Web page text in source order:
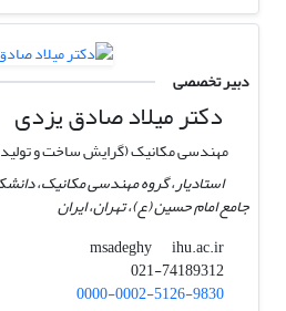
دبیر تخصصی
دکتر میلاد صادق یزدی
مهندسی مکانیک (گرایش ساخت و
استادیار، گروه مهندسی مکانیک،
جامع امام حسین (ع)، تهران، ایران
msadeghy
ihu.ac.ir
021-74189312
0000-0002-5126-9830